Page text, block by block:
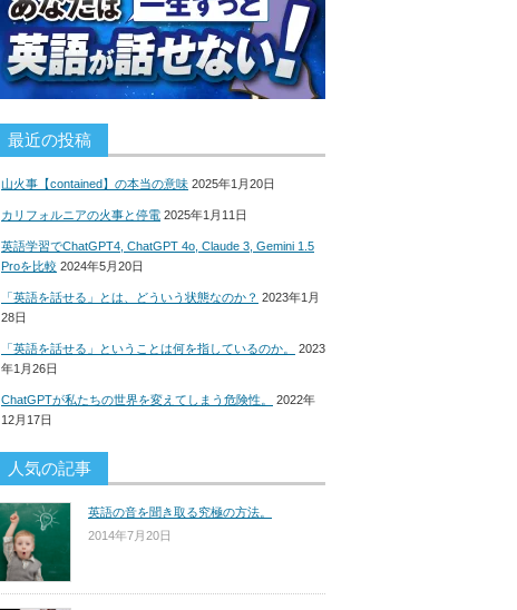
最近の投稿
山火事【contained】の本当の意味 2025年1月20日
カリフォルニアの火事と停電 2025年1月11日
英語学習でChatGPT4, ChatGPT 4o, Claude 3, Gemini 1.5
Proを比較 2024年5月20日
「英語を話せる」とは、どういう状態なのか？ 2023年1月
28日
「英語を話せる」ということは何を指しているのか。
2023
年1月26日
ChatGPTが私たちの世界を変えてしまう危険性。
2022年
12月17日
人気の記事
英語の音を聞き取る究極の方法。
2014年7月20日